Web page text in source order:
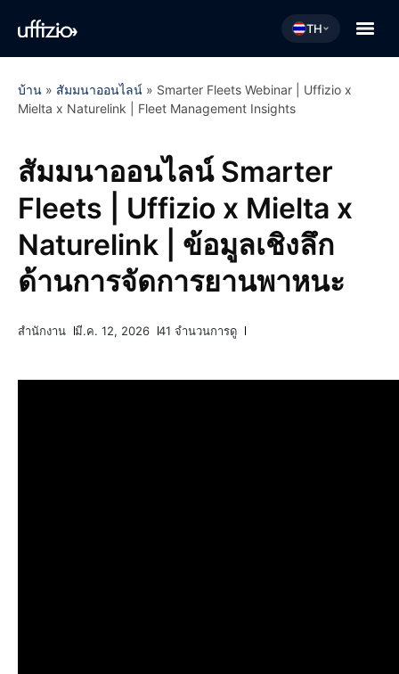
TH
บ้าน » สัมมนาออนไลน์ » Smarter Fleets Webinar | Uffizio x
Mielta x Naturelink | Fleet Management Insights
สัมมนาออนไลน์ Smarter
Fleets | Uffizio x Mielta x
Naturelink | ข้อมูลเชิงลึก
ด้านการจัดการยานพาหนะ
สำนักงาน มี.ค. 12, 2026 41 จำนวนการดู